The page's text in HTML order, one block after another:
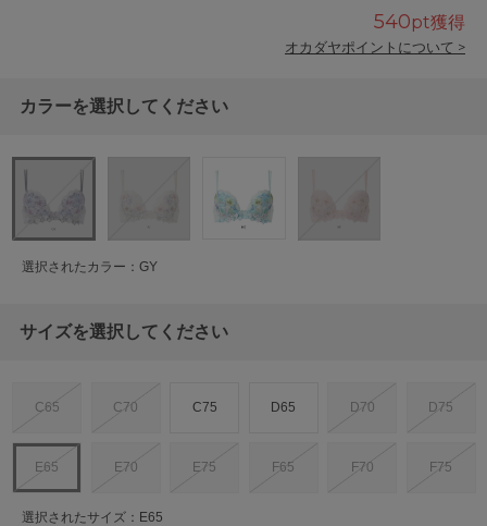
540pt獲得
オカダヤポイントについて >
カラーを選択してください
選択されたカラー：GY
サイズを選択してください
C65 C70 C75 D65 D70 D75
E65 E70 E75 F65 F70 F75
選択されたサイズ：E65